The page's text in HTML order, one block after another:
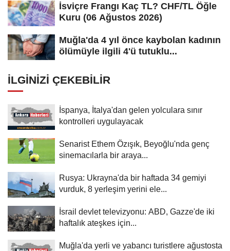
İsviçre Frangı Kaç TL? CHF/TL Öğle
Kuru (06 Ağustos 2026)
Muğla'da 4 yıl önce kaybolan kadının
ölümüyle ilgili 4'ü tutuklu...
İLGINIZI ÇEKEBILIR
İspanya, İtalya'dan gelen yolculara sınır
kontrolleri uygulayacak
Senarist Ethem Özışık, Beyoğlu'nda genç
sinemacılarla bir araya...
Rusya: Ukrayna'da bir haftada 34 gemiyi
vurduk, 8 yerleşim yerini ele...
İsrail devlet televizyonu: ABD, Gazze'de iki
haftalık ateşkes için...
Muğla'da yerli ve yabancı turistlere ağustosta